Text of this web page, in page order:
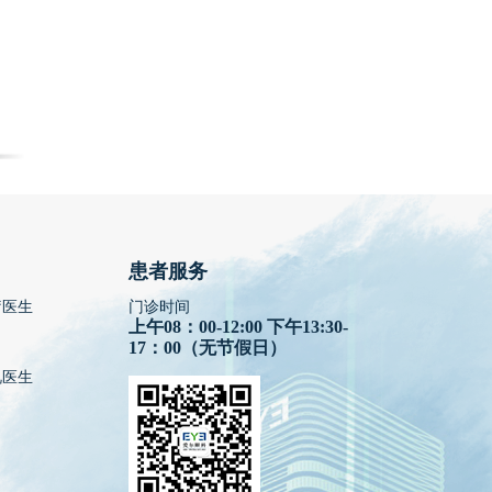
生
生
患者服务
门诊时间
上午08：00-12:00 下午13:30-
17：00（无节假日）